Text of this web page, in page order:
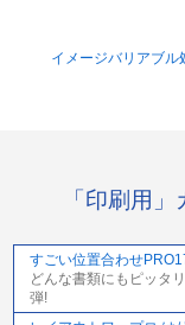
イメージバリアブル
「印刷用
すごい位置合わせ
どんな書類にもピッタ
弾!